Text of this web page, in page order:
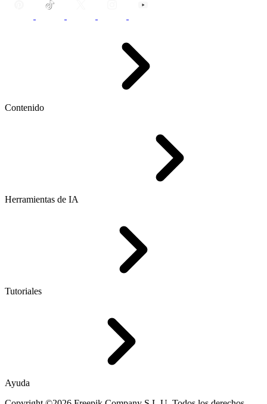
Contenido
Herramientas de IA
Tutoriales
Ayuda